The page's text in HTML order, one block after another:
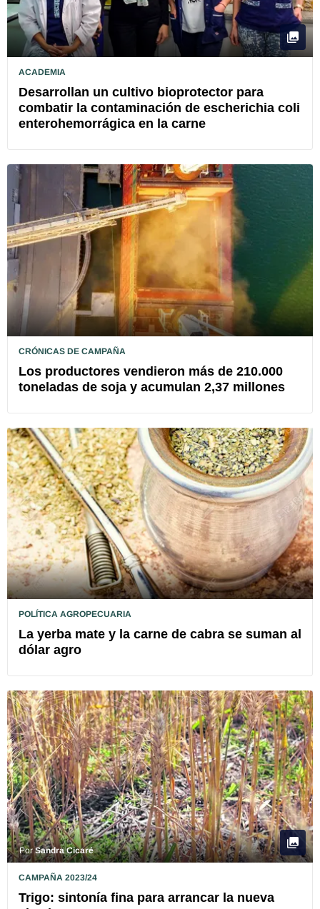
ACADEMIA
Desarrollan un cultivo bioprotector para
combatir la contaminación de escherichia coli
enterohemorrágica en la carne
CRÓNICAS DE CAMPAÑA
Los productores vendieron más de 210.000
toneladas de soja y acumulan 2,37 millones
POLÍTICA AGROPECUARIA
La yerba mate y la carne de cabra se suman al
dólar agro
PorSandra Cicaré
CAMPAÑA 2023/24
Trigo: sintonía fina para arrancar la nueva